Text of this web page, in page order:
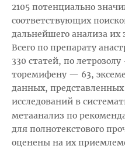
2105 потенциально
соответствующих
дальнейшего анализа их
Всего по препарату
330 статей, по
торемифену — 63,
данных, представленных
исследований в
метаанализ по
для полнотекстового
оценены на их